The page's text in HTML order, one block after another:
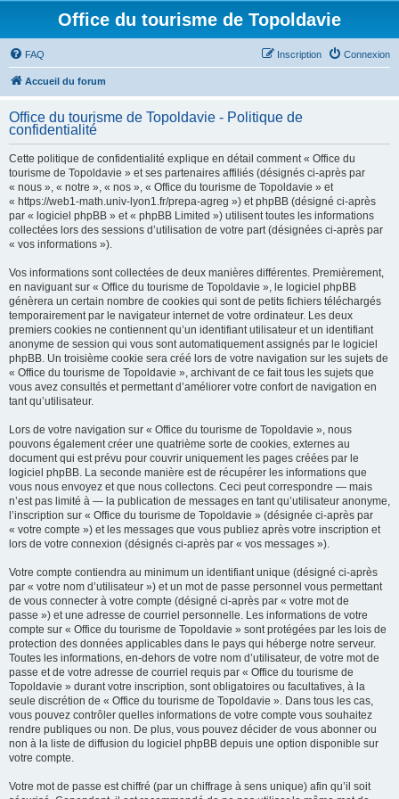
Office du tourisme de Topoldavie
FAQ Connexion
Inscription
Accueil du forum
Office du tourisme de Topoldavie - Politique de
confidentialité
Cette politique de confidentialité explique en détail comment « Office du
tourisme de Topoldavie » et ses partenaires affiliés (désignés ci-après par
« nous », « notre », « nos », « Office du tourisme de Topoldavie » et
« https://web1-math.univ-lyon1.fr/prepa-agreg ») et phpBB (désigné ci-après
par « logiciel phpBB » et « phpBB Limited ») utilisent toutes les informations
collectées lors des sessions d’utilisation de votre part (désignées ci-après par
« vos informations »).
Vos informations sont collectées de deux manières différentes. Premièrement,
en naviguant sur « Office du tourisme de Topoldavie », le logiciel phpBB
génèrera un certain nombre de cookies qui sont de petits fichiers téléchargés
temporairement par le navigateur internet de votre ordinateur. Les deux
premiers cookies ne contiennent qu’un identifiant utilisateur et un identifiant
anonyme de session qui vous sont automatiquement assignés par le logiciel
phpBB. Un troisième cookie sera créé lors de votre navigation sur les sujets de
« Office du tourisme de Topoldavie », archivant de ce fait tous les sujets que
vous avez consultés et permettant d’améliorer votre confort de navigation en
tant qu’utilisateur.
Lors de votre navigation sur « Office du tourisme de Topoldavie », nous
pouvons également créer une quatrième sorte de cookies, externes au
document qui est prévu pour couvrir uniquement les pages créées par le
logiciel phpBB. La seconde manière est de récupérer les informations que
vous nous envoyez et que nous collectons. Ceci peut correspondre — mais
n’est pas limité à — la publication de messages en tant qu’utilisateur anonyme,
l’inscription sur « Office du tourisme de Topoldavie » (désignée ci-après par
« votre compte ») et les messages que vous publiez après votre inscription et
lors de votre connexion (désignés ci-après par « vos messages »).
Votre compte contiendra au minimum un identifiant unique (désigné ci-après
par « votre nom d’utilisateur ») et un mot de passe personnel vous permettant
de vous connecter à votre compte (désigné ci-après par « votre mot de
passe ») et une adresse de courriel personnelle. Les informations de votre
compte sur « Office du tourisme de Topoldavie » sont protégées par les lois de
protection des données applicables dans le pays qui héberge notre serveur.
Toutes les informations, en-dehors de votre nom d’utilisateur, de votre mot de
passe et de votre adresse de courriel requis par « Office du tourisme de
Topoldavie » durant votre inscription, sont obligatoires ou facultatives, à la
seule discrétion de « Office du tourisme de Topoldavie ». Dans tous les cas,
vous pouvez contrôler quelles informations de votre compte vous souhaitez
rendre publiques ou non. De plus, vous pouvez décider de vous abonner ou
non à la liste de diffusion du logiciel phpBB depuis une option disponible sur
votre compte.
Votre mot de passe est chiffré (par un chiffrage à sens unique) afin qu’il soit